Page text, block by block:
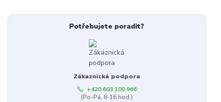
Potřebujete poradit?
Zákaznická podpora
+420 603 100 966
(Po-Pá, 8-16 hod.)